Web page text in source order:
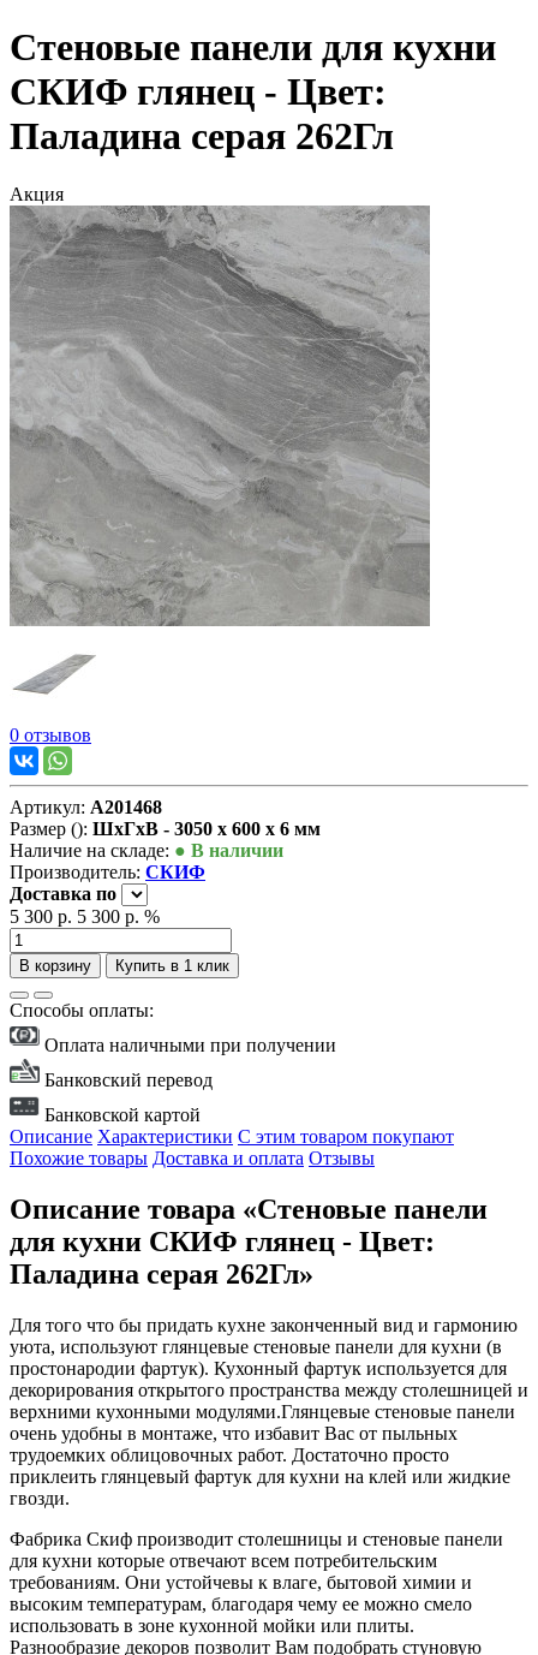
Стеновые панели для кухни
СКИФ глянец - Цвет:
Паладина серая 262Гл
Акция
0 отзывов
Артикул: А201468
Размер (): ШxГxВ - 3050 x 600 x 6 мм
Наличие на складе: ● В наличии
Производитель: СКИФ
Доставка по
5 300 р. 5 300 р. %
В корзину Купить в 1 клик
Способы оплаты:
Оплата наличными при получении
Банковский перевод
Банковской картой
Описание Характеристики С этим товаром покупают
Похожие товары Доставка и оплата Отзывы
Описание товара «Стеновые панели
для кухни СКИФ глянец - Цвет:
Паладина серая 262Гл»
Для того что бы придать кухне законченный вид и гармонию
уюта, используют глянцевые стеновые панели для кухни (в
простонародии фартук). Кухонный фартук используется для
декорирования открытого пространства между столешницей и
верхними кухонными модулями.Глянцевые стеновые панели
очень удобны в монтаже, что избавит Вас от пыльных
трудоемких облицовочных работ. Достаточно просто
приклеить глянцевый фартук для кухни на клей или жидкие
гвозди.
Фабрика Скиф производит столешницы и стеновые панели
для кухни которые отвечают всем потребительским
требованиям. Они устойчевы к влаге, бытовой химии и
высоким температурам, благодаря чему ее можно смело
использовать в зоне кухонной мойки или плиты.
Разнообразие декоров позволит Вам подобрать стуновую